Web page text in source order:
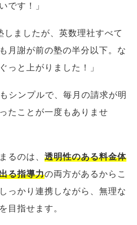
です！」
ましたが、英数理社すべて
月謝が前の塾の半分以下。な
っと上がりました！」
シンプルで、毎月の請求が明
たことが一度もありませ
るのは、透明性のある料金体
る指導力の両方があるからこ
っかり連携しながら、無理な
目指せます。